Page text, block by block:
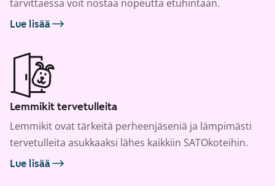
tarvittaessa voit nostaa nopeutta etuhintaan.
Lue lisää
Lemmikit tervetulleita
Lemmikit ovat tärkeitä perheenjäseniä ja lämpimästi
tervetulleita asukkaaksi lähes kaikkiin SATOkoteihin.
Lue lisää